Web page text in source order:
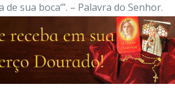
sua boca’”. – Palavra do Senhor.